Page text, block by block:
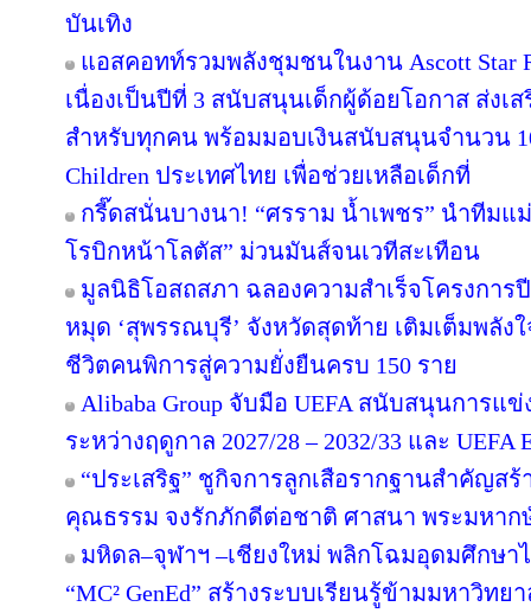
บันเทิง
แอสคอทท์รวมพลังชุมชนในงาน Ascott Star
เนื่องเป็นปีที่ 3 สนับสนุนเด็กผู้ด้อยโอกาส ส่งเ
สำหรับทุกคน พร้อมมอบเงินสนับสนุนจำนวน
Children ประเทศไทย เพื่อช่วยเหลือเด็กที่
กรี๊ดสนั่นบางนา! “ศรราม น้ำเพชร” นำทีมแ
โรบิกหน้าโลตัส” ม่วนมันส์จนเวทีสะเทือน
มูลนิธิโอสถสภา ฉลองความสำเร็จโครงการ
หมุด ‘สุพรรณบุรี’ จังหวัดสุดท้าย เติมเต็มพลัง
ชีวิตคนพิการสู่ความยั่งยืนครบ 150 ราย
Alibaba Group จับมือ UEFA สนับสนุนการ
ระหว่างฤดูกาล 2027/28 – 2032/33 และ UEFA
“ประเสริฐ” ชูกิจการลูกเสือรากฐานสำคัญส
คุณธรรม จงรักภักดีต่อชาติ ศาสนา พระมหาก
มหิดล–จุฬาฯ –เชียงใหม่ พลิกโฉมอุดมศึกษา
“MC² GenEd” สร้างระบบเรียนรู้ข้ามมหาวิ